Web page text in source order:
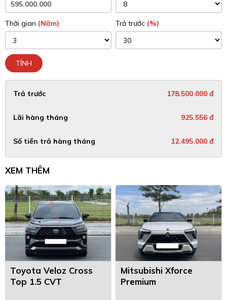
Thời gian (Năm) Trả trước (%)
TÍNH
Trả trước 178.500.000 đ
Lãi hàng tháng 925.556 đ
Số tiền trả hàng tháng 12.495.000 đ
XEM THÊM
Toyota Veloz Cross
Top 1.5 CVT
Mitsubishi Xforce
Premium